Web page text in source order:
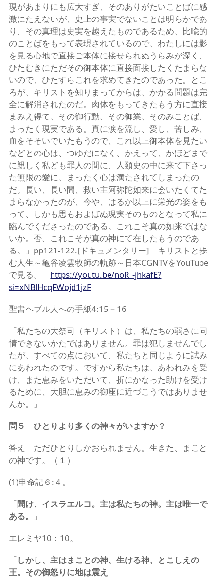
現があまりにも広大すぎ、そのありがたいことばに感
激にたえないが、史上の事実でないことは明らかであ
り、その真理は史実を越えたものであるため、比喩的
のことばをもって表現されているので、わたしには影
を見る心地で直接ご本体に接せられぬうらみが深く、
ひたむきにただその御本体に直接面接したくたまらな
いので、ひたすらこれを求めてきたのであった。とこ
ろが、キリストを知りまってからは、かかる問題は完
全に解消されたのだ。肉体をもってきたもう方に直接
まみえ得て、その御行動、その御業、そのみことば、
まったく現実である。真に涙を流し、愛し、苦しみ、
血をそそいでいたもうので、これ以上御本体を見たい
などとの心は、つゆだになく、かえって、かほどまで
に親しく私ども罪人の間に、人類史の中に来て下さっ
た無限の愛に、まったく心は満たされてしまったの
だ。長い、長い間、救い主阿弥陀如来に会いたくてた
まらなかったのが、今や、はるか以上に栄光の姿をも
って、しかも思もおよばぬ現実そのものとなって私に
臨んでくださったのである。これこそ真の如来ではな
いか。否、これこそが真の神にて在したもうのであ
る。」pp121-122.[ドキュメンタリー] キリストと歩
む人生～亀谷凌雲牧師の軌跡～日本CGNTVをYouTube
で見る。 https://youtu.be/noR_-jhkafE?
si=xNBlHcqFWojd1jzF
聖書ヘブル人への手紙4:15－16
「私たちの大祭司（キリスト）は、私たちの弱さに同
情できないかたではありません。罪は犯しませんでし
たが、すべての点において、私たちと同じように試み
にあわれたのです。ですから私たちは、あわれみを受
け、また恵みをいただいて、折にかなった助けを受け
るために、大胆に恵みの御座に近づこうではありませ
んか。」
問５ ひとりより多くの神々がいますか？
答え ただひとりしかおられません。生きた、まこと
の神です。（１）
(1)申命記６:４。
「聞け、イスラエルヨ。主は私たちの神。主は唯一で
ある。
」
エレミヤ10：10。
「しかし、主はまことの神、生ける神、とこしえの
王。その御怒りに地は震え